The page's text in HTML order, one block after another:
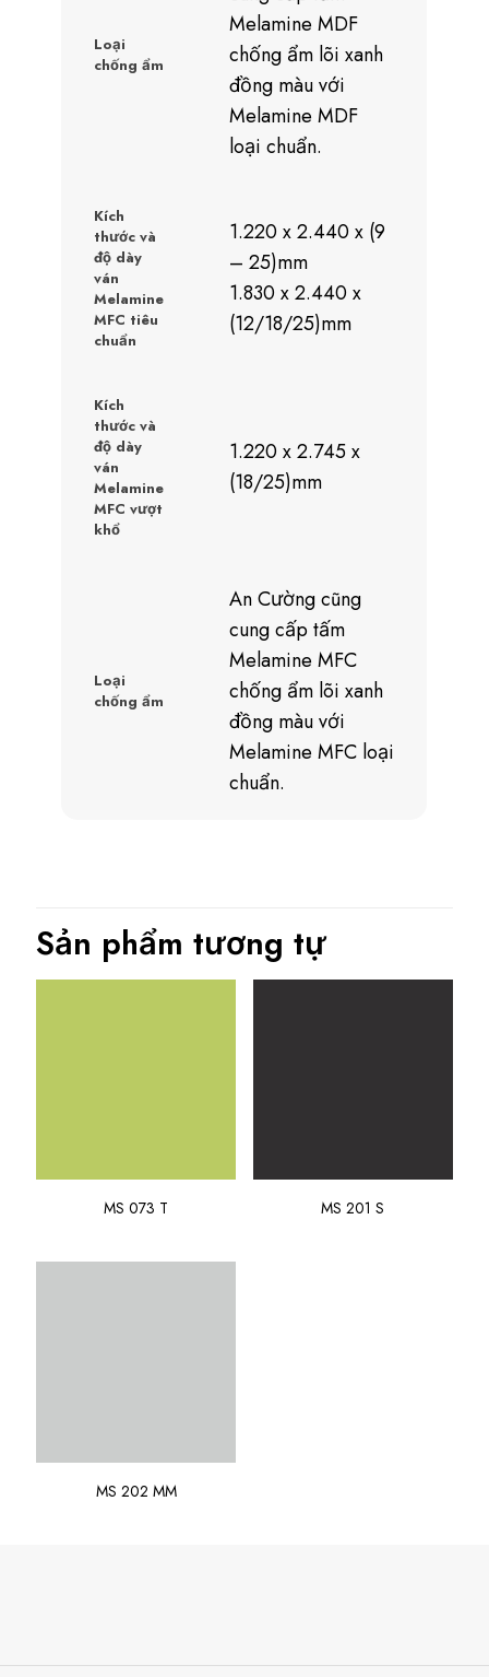
Loại
chống ẩm
Melamine MDF
chống ẩm lõi xanh
đồng màu với
Melamine MDF
loại chuẩn.
Kích
thước và
độ dày
ván
Melamine
MFC tiêu
chuẩn
1.220 x 2.440 x (9
– 25)mm
1.830 x 2.440 x
(12/18/25)mm
Kích
thước và
độ dày
ván
Melamine
MFC vượt
khổ
1.220 x 2.745 x
(18/25)mm
Loại
chống ẩm
An Cường cũng
cung cấp tấm
Melamine MFC
chống ẩm lõi xanh
đồng màu với
Melamine MFC loại
chuẩn.
Sản phẩm tương tự
MS 073 T MS 201 S
MS 202 MM